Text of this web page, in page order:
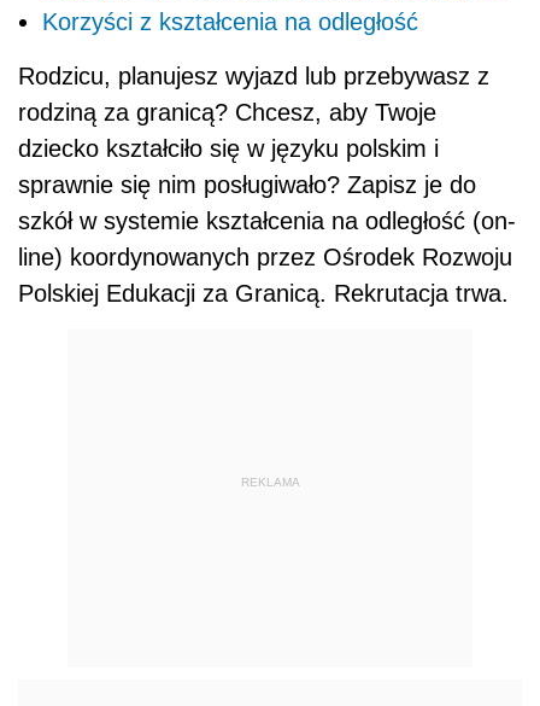
Korzyści z kształcenia na odległość
Rodzicu, planujesz wyjazd lub przebywasz z
rodziną za granicą? Chcesz, aby Twoje
dziecko kształciło się w języku polskim i
sprawnie się nim posługiwało? Zapisz je do
szkół w systemie kształcenia na odległość (on-
line) koordynowanych przez Ośrodek Rozwoju
Polskiej Edukacji za Granicą. Rekrutacja trwa.
REKLAMA